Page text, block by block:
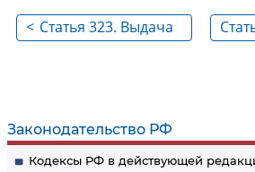
Законодательство РФ
Кодексы РФ в действующей
< Статья 323. Выдача